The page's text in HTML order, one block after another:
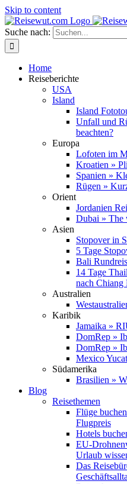
Skip to content
Suche nach:
Home
Reiseberichte
USA
Island
Island
Unfall und
beachten?
Europa
Lofoten im
Kroatien »
Spanien »
Rügen »
Orient
Jordanien
Dubai » The
Asien
Stopover in
5 Tage
Bali
14 Tage
nach Chiang
Australien
Karibik
Jamaika »
DomRep »
DomRep »
Mexico
Südamerika
Brasilien »
Blog
Reisethemen
Flüge
Flugpreis
Hotels
EU-
Urlaub
Das